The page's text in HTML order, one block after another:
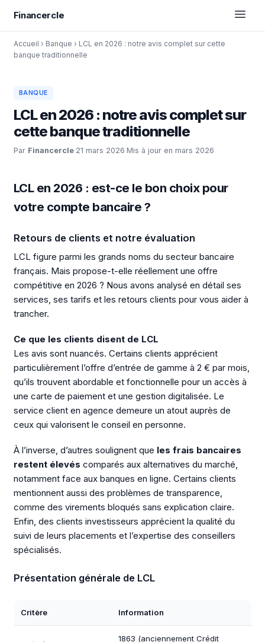
Financercle
Accueil › Banque › LCL en 2026 : notre avis complet sur cette
banque traditionnelle
BANQUE
LCL en 2026 : notre avis complet sur
cette banque traditionnelle
Par Financercle·21 mars 2026·Mis à jour en mars 2026
LCL en 2026 : est-ce le bon choix pour
votre compte bancaire ?
Retours de clients et notre évaluation
LCL figure parmi les grands noms du secteur bancaire
français. Mais propose-t-elle réellement une offre
compétitive en 2026 ? Nous avons analysé en détail ses
services, ses tarifs et les retours clients pour vous aider à
trancher.
Ce que les clients disent de LCL
Les avis sont nuancés. Certains clients apprécient
particulièrement l’offre d’entrée de gamme à 2 € par mois,
qu’ils trouvent abordable et fonctionnelle pour un accès à
une carte de paiement et une gestion digitalisée. Le
service client en agence demeure un atout auprès de
ceux qui valorisent le conseil en personne.
À l’inverse, d’autres soulignent que les frais bancaires
restent élevés comparés aux alternatives du marché,
notamment face aux banques en ligne. Certains clients
mentionnent aussi des problèmes de transparence,
comme des virements bloqués sans explication claire.
Enfin, des clients investisseurs apprécient la qualité du
suivi de leurs placements et l’expertise des conseillers
spécialisés.
Présentation générale de LCL
Critère Information
1863 (anciennement Crédit